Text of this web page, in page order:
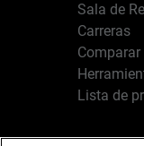
Sala de
Carreras
Lista de